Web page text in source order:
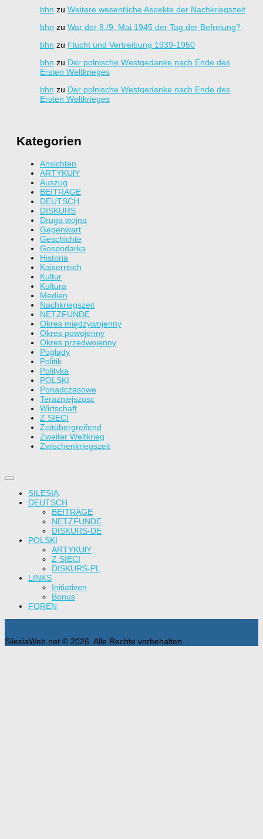
bhn zu Weitere wesentliche Aspekte der Nachkriegszeit
bhn zu War der 8./9. Mai 1945 der Tag der Befreiung?
bhn zu Flucht und Vertreibung 1939-1950
bhn zu Der polnische Westgedanke nach Ende des
Ersten Weltkrieges
bhn zu Der polnische Westgedanke nach Ende des
Ersten Weltkrieges
Kategorien
Ansichten
ARTYKUłY
Auszug
BEITRÄGE
DEUTSCH
DISKURS
Druga wojna
Gegenwart
Geschichte
Gospodarka
Historia
Kaiserreich
Kultur
Kultura
Medien
Nachkriegszeit
NETZFUNDE
Okres międzywojenny
Okres powojenny
Okres przedwojenny
Poglądy
Politik
Polityka
POLSKI
Ponadczasowe
Terazniejszosc
Wirtschaft
Z SIECI
Zeitübergreifend
Zweiter Weltkrieg
Zwischenkriegszeit
SILESIA
DEUTSCH
BEITRÄGE
NETZFUNDE
DISKURS-DE
POLSKI
ARTYKUłY
Z SIECI
DISKURS-PL
LINKS
Initiativen
Bonus
FOREN
SilesiaWeb.net © 2026. Alle Rechte vorbehalten.